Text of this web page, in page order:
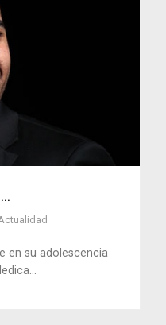
en su adolescencia